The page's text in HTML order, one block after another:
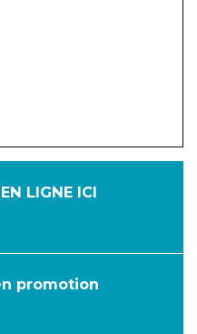
EN LIGNE ICI
promotion
JUIN
SEPTEMBRE